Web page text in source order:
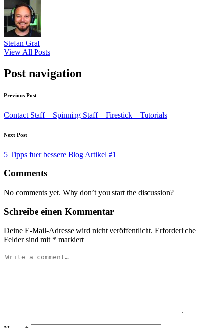
Stefan Graf
View All Posts
Post navigation
Previous Post
Contact Staff – Spinning Staff – Firestick – Tutorials
Next Post
5 Tipps fuer bessere Blog Artikel #1
Comments
No comments yet. Why don’t you start the discussion?
Schreibe einen Kommentar
Deine E-Mail-Adresse wird nicht veröffentlicht. Erforderliche
Felder sind mit * markiert